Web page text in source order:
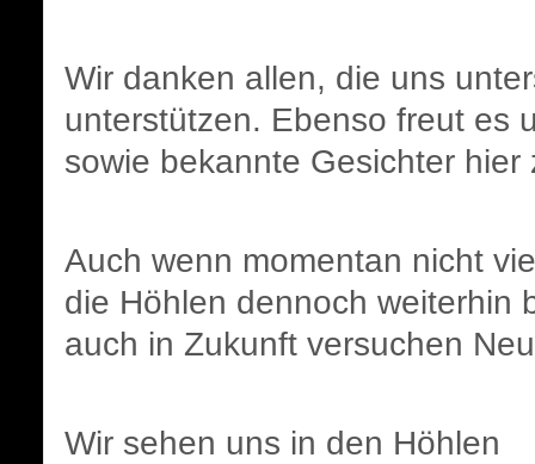
Wir danken allen, die uns
unterstützen. Ebenso freut es
sowie bekannte Gesichter hier
Auch wenn momentan nicht
die Höhlen dennoch weiterhin
auch in Zukunft versuchen
Wir sehen uns in den Höhlen